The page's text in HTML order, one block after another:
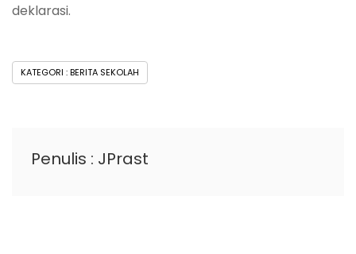
deklarasi.
KATEGORI : BERITA SEKOLAH
Penulis : JPrast